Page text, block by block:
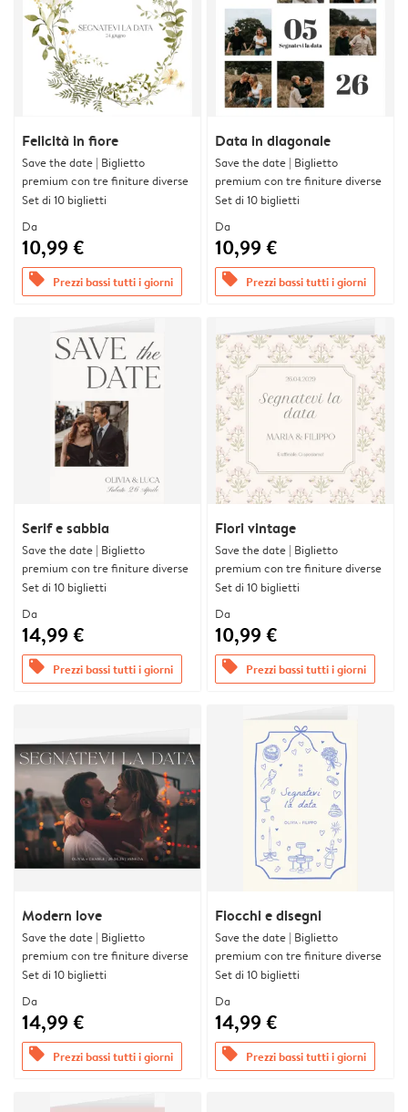
Felicità in fiore
Save the date | Biglietto
premium con tre finiture diverse
Set di 10 biglietti
Da
10,99 €
offers Prezzi bassi tutti i giorni
Data in diagonale
Save the date | Biglietto
premium con tre finiture diverse
Set di 10 biglietti
Da
10,99 €
offers Prezzi bassi tutti i giorni
Serif e sabbia
Save the date | Biglietto
premium con tre finiture diverse
Set di 10 biglietti
Da
14,99 €
offers Prezzi bassi tutti i giorni
Fiori vintage
Save the date | Biglietto
premium con tre finiture diverse
Set di 10 biglietti
Da
10,99 €
offers Prezzi bassi tutti i giorni
Modern love
Save the date | Biglietto
premium con tre finiture diverse
Set di 10 biglietti
Da
14,99 €
offers Prezzi bassi tutti i giorni
Fiocchi e disegni
Save the date | Biglietto
premium con tre finiture diverse
Set di 10 biglietti
Da
14,99 €
offers Prezzi bassi tutti i giorni